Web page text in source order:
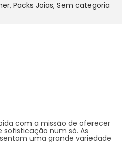
, Packs Joias, Sem categoria
com a missão de oferecer
sofisticação num só. As
uma grande variedade